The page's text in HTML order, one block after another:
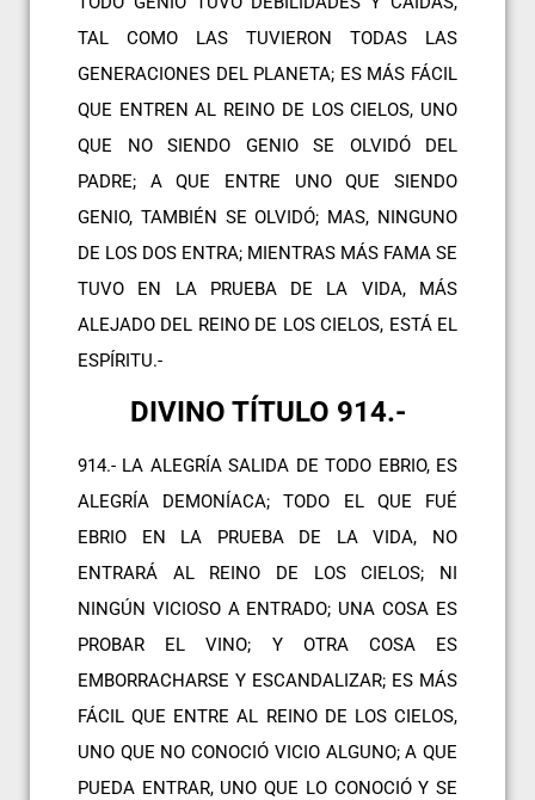
TAL COMO LAS TUVIERON TODAS LAS
GENERACIONES DEL PLANETA; ES MÁS FÁCIL
QUE ENTREN AL REINO DE LOS CIELOS, UNO
QUE NO SIENDO GENIO SE OLVIDÓ DEL
PADRE; A QUE ENTRE UNO QUE SIENDO
GENIO, TAMBIÉN SE OLVIDÓ; MAS, NINGUNO
DE LOS DOS ENTRA; MIENTRAS MÁS FAMA SE
TUVO EN LA PRUEBA DE LA VIDA, MÁS
ALEJADO DEL REINO DE LOS CIELOS, ESTÁ EL
ESPÍRITU.-
DIVINO TÍTULO 914.-
914.- LA ALEGRÍA SALIDA DE TODO EBRIO, ES
ALEGRÍA DEMONÍACA; TODO EL QUE FUÉ
EBRIO EN LA PRUEBA DE LA VIDA, NO
ENTRARÁ AL REINO DE LOS CIELOS; NI
NINGÚN VICIOSO A ENTRADO; UNA COSA ES
PROBAR EL VINO; Y OTRA COSA ES
EMBORRACHARSE Y ESCANDALIZAR; ES MÁS
FÁCIL QUE ENTRE AL REINO DE LOS CIELOS,
UNO QUE NO CONOCIÓ VICIO ALGUNO; A QUE
PUEDA ENTRAR, UNO QUE LO CONOCIÓ Y SE